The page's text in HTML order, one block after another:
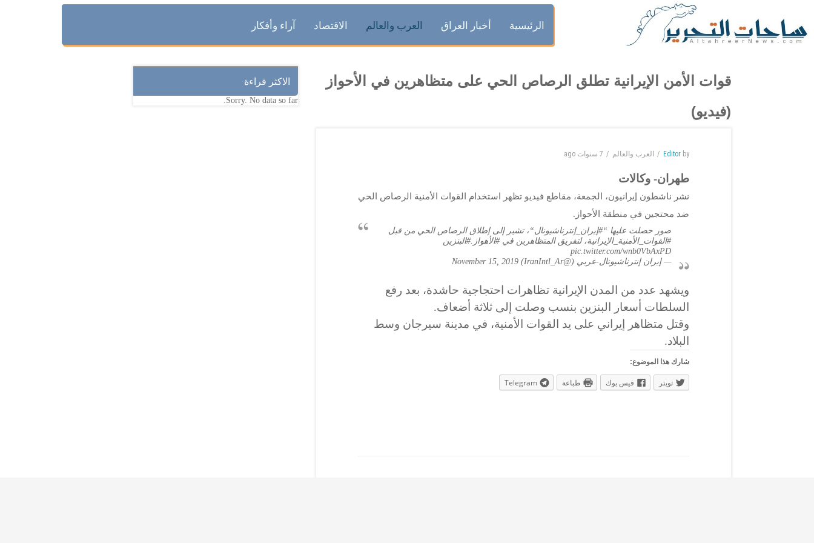
الرئيسية أخبار العراق العرب والعالم الاقتصاد آراء وأفكار
قوات الأمن الإيرانية تطلق الرصاص الحي على متظاهرين في الأحواز
(فيديو)
by
Editor العرب والعالم 7 سنوات ago
طهران- وكالات
نشر ناشطون إيرانيون، الجمعة، مقاطع فيديو تظهر استخدام القوات الأمنية الرصاص الحي
ضد محتجين في منطقة الأحواز.
صور حصلت عليها “#إيران_إنترناشيونال“، تشير إلى إطلاق الرصاص الحي من قبل
#القوات_الأمنية_الإيرانية، لتفريق المتظاهرين في #الأهواز #البنزين
pic.twitter.com/wnb0VbAxPD
— إيران إنترناشيونال-عربي (@IranIntl_Ar)
November 15, 2019
ويشهد عدد من المدن الإيرانية تظاهرات احتجاجية حاشدة، بعد رفع
السلطات أسعار البنزين بنسب وصلت إلى ثلاثة أضعاف.
وقتل متظاهر إيراني على يد القوات الأمنية، في مدينة سيرجان وسط
البلاد.
شارك هذا الموضوع:
تويتر فيس بوك طباعة Telegram
الاكثر قراءة
Sorry. No data so far.